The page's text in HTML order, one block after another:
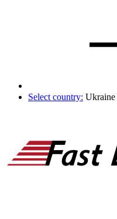
Select country: Ukraine